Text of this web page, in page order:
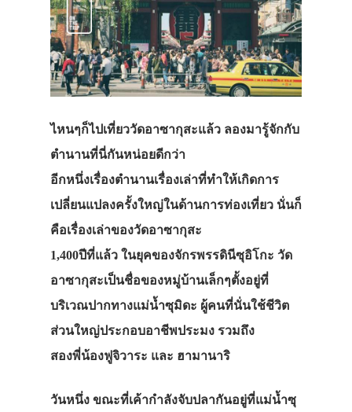
ไหนๆก็ไปเที่ยววัดอาซากุสะแล้ว ลองมารู้จักกับ
ตำนานที่นี่กันหน่อยดีกว่า
อีกหนึ่งเรื่องตำนานเรื่องเล่าที่ทำให้เกิดการ
เปลี่ยนแปลงครั้งใหญ่ในด้านการท่องเที่ยว นั่นก็
คือเรื่องเล่าของวัดอาซากุสะ
1,400ปีที่แล้ว ในยุคของจักรพรรดินีซุอิโกะ วัด
อาซากุสะเป็นชื่อของหมู่บ้านเล็กๆตั้งอยู่ที่
บริเวณปากทางแม่น้ำซุมิดะ ผู้คนที่นั่นใช้ชีวิต
ส่วนใหญ่ประกอบอาชีพประมง รวมถึง
สองพี่น้องฟูจิวาระ และ ฮามานาริ
วันหนึ่ง ขณะที่เค้ากำลังจับปลากันอยู่ที่แม่น้ำซุ